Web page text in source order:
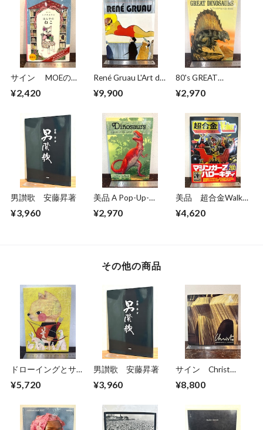
サイン MOEのえ
こ ヒグチユウコ
¥2,420
René Gruau L'Art de
of Advertising
¥9,900
80's GREAT
Pop−Up Book
¥2,970
男讃歌 安藤昇著
¥3,960
美品 A Pop-Up-
Giants of the Earth
¥2,970
美品 超合金Walkar
誕生40周年記念
¥4,620
その他の商品
ドローイングとサイ
2
¥5,720
男讃歌 安藤昇著
¥3,960
サイン Christ
G.LAPORTE
¥8,800